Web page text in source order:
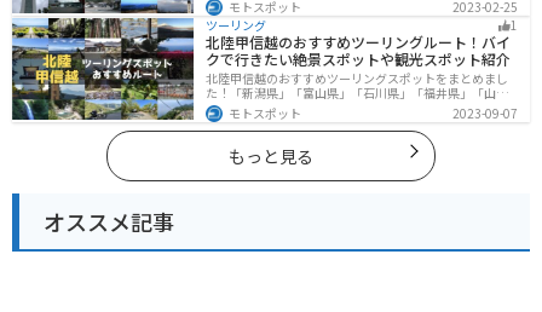
で、飽きることなくツーリングを堪能できます。バイク
で三重県にツーリングに行く際は参考にしてください。
モトスポット
2023-02-25
ツーリング
1
北陸甲信越のおすすめツーリングルート！バイ
クで行きたい絶景スポットや観光スポット紹介
北陸甲信越のおすすめツーリングスポットをまとめまし
た！「新潟県」「富山県」「石川県」「福井県」「山梨
県」「長野県」の各県の観光地紹介します。自然豊かな
山々や湖、温泉地が点在し、四季折々の景色を楽しめる
スポットが多数あります。バイクで北陸甲信越にツーリ
ングに行く際は参考にしてください。
モトスポット 2023-09-07
もっと見る
オススメ記事